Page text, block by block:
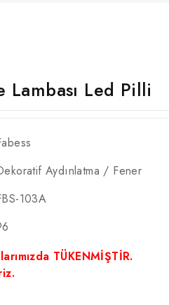
Lambası Led Pilli
Aydınlatma / Fener
103A
TÜKENMİŞTİR.